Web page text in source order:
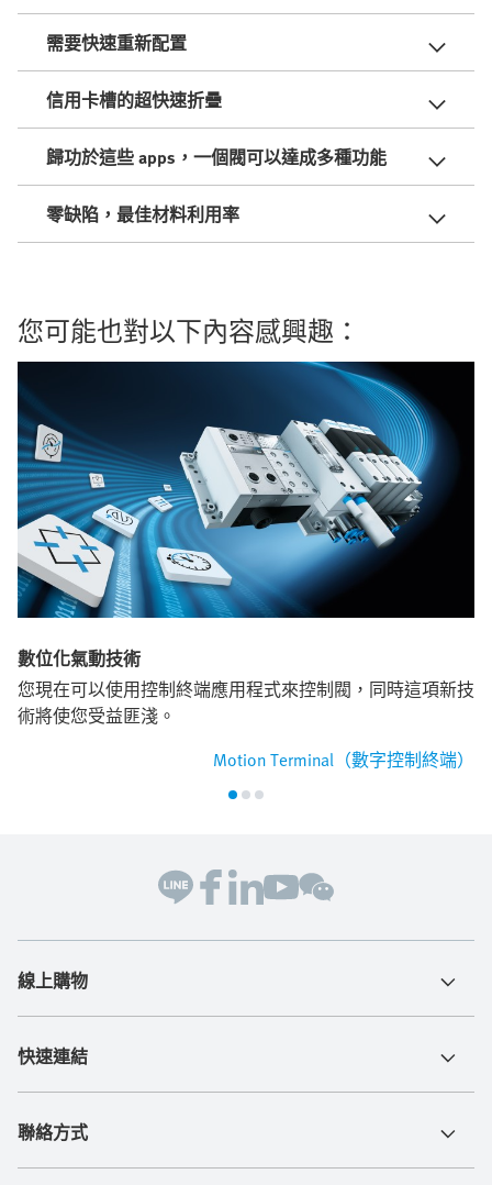
需要快速重新配置
信用卡槽的超快速折疊
歸功於這些 apps，一個閥可以達成多種功能
零缺陷，最佳材料利用率
您可能也對以下內容感興趣：
數位化氣動技術
您現在可以使用控制終端應用程式來控制閥，同時這項新技
術將使您受益匪淺。
Motion Terminal（數字控制終端）
線上購物
快速連結
聯絡方式